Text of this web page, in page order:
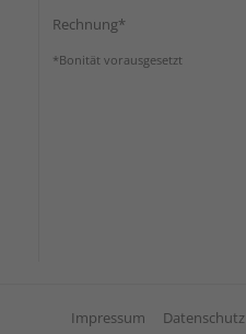
Rechnung*
*Bonität vorausgesetzt
Impressum Datenschutz